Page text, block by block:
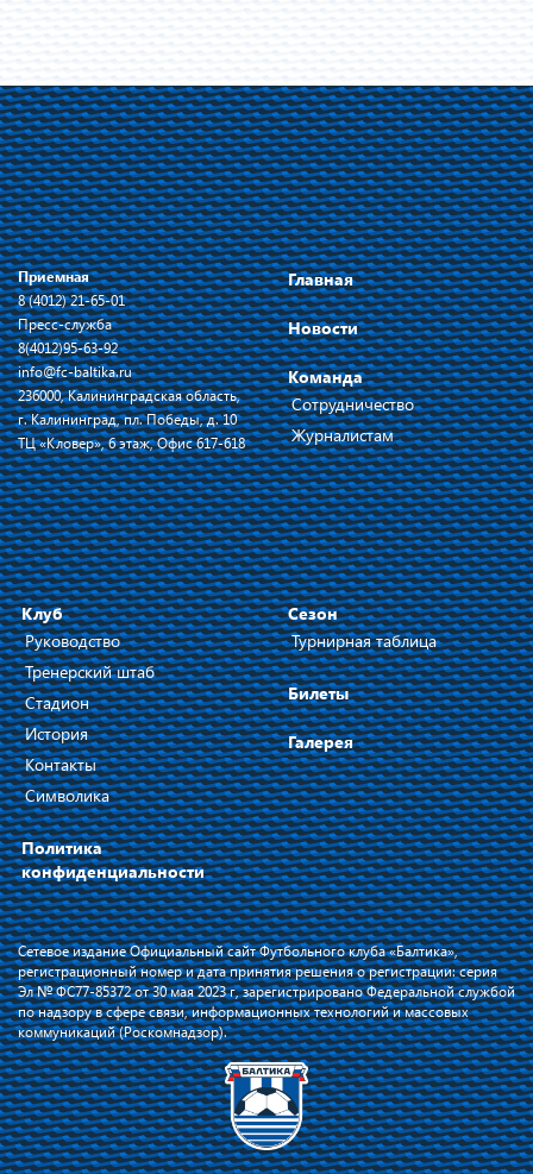
Приемная
8 (4012) 21-65-01
Пресс-служба
8(4012)95-63-92
info@fc-baltika.ru
236000, Калининградская область,
г. Калининград, пл. Победы, д. 10
ТЦ «Кловер», 6 этаж, Офис 617-618
Главная
Новости
Команда
Сотрудничество
Журналистам
Клуб
Руководство
Тренерский штаб
Стадион
История
Контакты
Символика
Политика
конфиденциальности
Сезон
Турнирная таблица
Билеты
Галерея
Сетевое издание Официальный сайт Футбольного клуба «Балтика»,
регистрационный номер и дата принятия решения о регистрации: серия
Эл № ФС77-85372 от 30 мая 2023 г, зарегистрировано Федеральной службой
по надзору в сфере связи, информационных технологий и массовых
коммуникаций (Роскомнадзор).